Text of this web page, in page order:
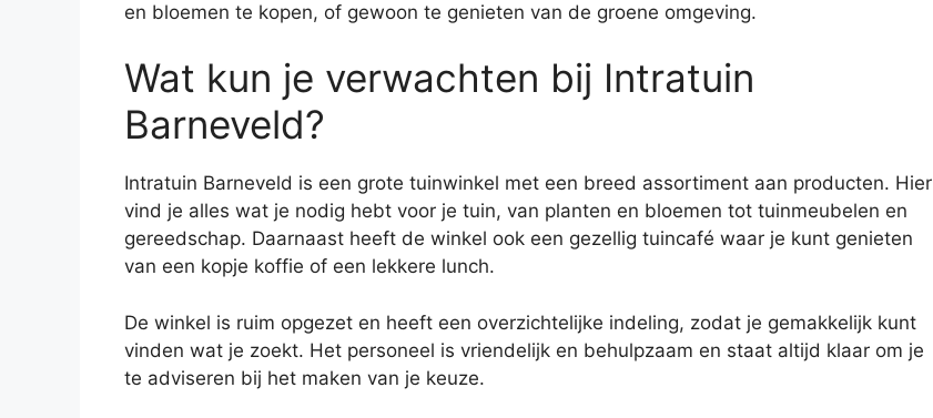
en bloemen te kopen, of gewoon te genieten van de groene omgeving.
Wat kun je verwachten bij Intratuin
Barneveld?
Intratuin Barneveld is een grote tuinwinkel met een breed assortiment aan producten. Hier
vind je alles wat je nodig hebt voor je tuin, van planten en bloemen tot tuinmeubelen en
gereedschap. Daarnaast heeft de winkel ook een gezellig tuincafé waar je kunt genieten
van een kopje koffie of een lekkere lunch.
De winkel is ruim opgezet en heeft een overzichtelijke indeling, zodat je gemakkelijk kunt
vinden wat je zoekt. Het personeel is vriendelijk en behulpzaam en staat altijd klaar om je
te adviseren bij het maken van je keuze.